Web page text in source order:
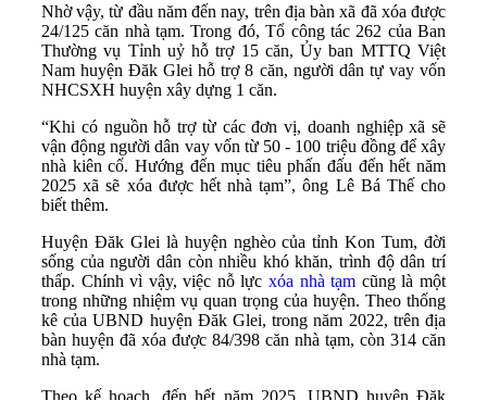
Nhờ vậy, từ đầu năm đến nay, trên địa bàn xã đã xóa được
24/125 căn nhà tạm. Trong đó, Tổ công tác 262 của Ban
Thường vụ Tỉnh uỷ hỗ trợ 15 căn, Ủy ban MTTQ Việt
Nam huyện Đăk Glei hỗ trợ 8 căn, người dân tự vay vốn
NHCSXH huyện xây dựng 1 căn.
“Khi có nguồn hỗ trợ từ các đơn vị, doanh nghiệp xã sẽ
vận động người dân vay vốn từ 50 - 100 triệu đồng để xây
nhà kiên cố. Hướng đến mục tiêu phấn đấu đến hết năm
2025 xã sẽ xóa được hết nhà tạm”, ông Lê Bá Thế cho
biết thêm.
Huyện Đăk Glei là huyện nghèo của tỉnh Kon Tum, đời
sống của người dân còn nhiều khó khăn, trình độ dân trí
thấp. Chính vì vậy, việc nỗ lựcxóa nhà tạm cũng là một
trong những nhiệm vụ quan trọng của huyện. Theo thống
kê của UBND huyện Đăk Glei, trong năm 2022, trên địa
bàn huyện đã xóa được 84/398 căn nhà tạm, còn 314 căn
nhà tạm.
Theo kế hoạch, đến hết năm 2025, UBND huyện Đăk